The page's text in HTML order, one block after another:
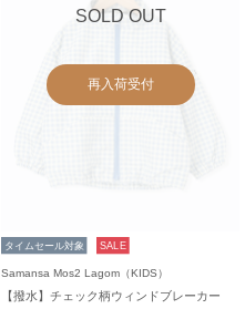
SOLD OUT
再入荷受付
タイムセール対象 SALE
Samansa Mos2 Lagom（KIDS）
【撥水】チェック柄ウィンドブレーカー